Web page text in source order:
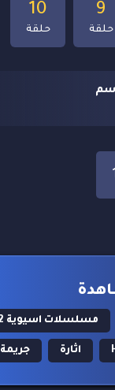
10
حلقة
9
حلقة
مسلسلات اسيوية 2022
اثارة جريمة